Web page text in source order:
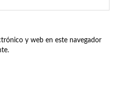
y web en este navegador